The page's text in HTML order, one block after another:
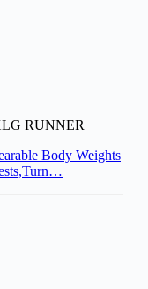
RUNNER
Body Weights